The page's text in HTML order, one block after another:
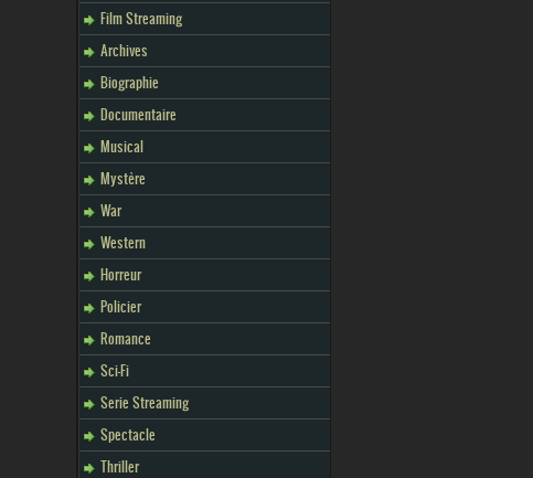
Film Streaming
Archives
Biographie
Documentaire
Musical
Mystère
War
Western
Horreur
Policier
Romance
Sci-Fi
Serie Streaming
Spectacle
Thriller